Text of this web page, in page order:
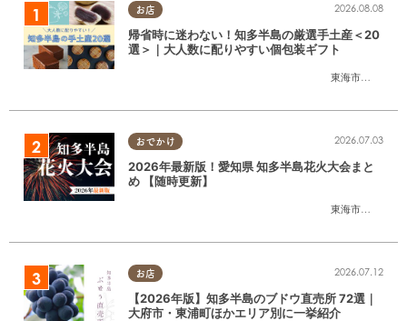
お店
東海市大府市
2026.08.08
帰省時に迷わない！知多半島の厳選手土産＜20
選＞｜大人数に配りやすい個包装ギフト
おでかけ
東海市大府市
2026.07.03
2026年最新版！愛知県 知多半島花火大会まと
め 【随時更新】
お店 2026.07.12
【2026年版】知多半島のブドウ直売所 72選｜
大府市・東浦町ほかエリア別に一挙紹介